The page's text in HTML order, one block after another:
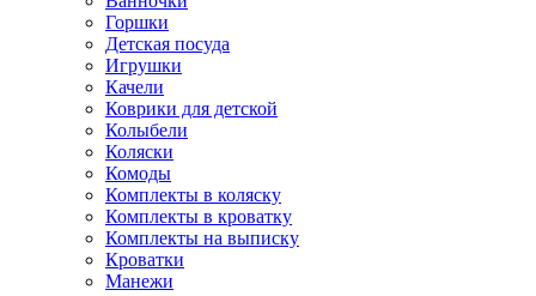
Горшки
Детская посуда
Игрушки
Качели
Коврики для детской
Колыбели
Коляски
Комоды
Комплекты в коляску
Комплекты в кроватку
Комплекты на выписку
Кроватки
Манежи